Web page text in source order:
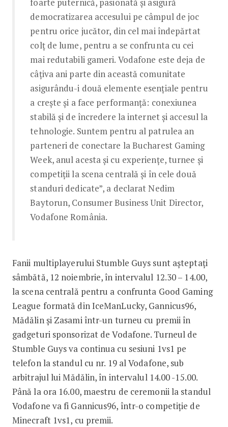
democratizarea accesului pe câmpul de joc
pentru orice jucător, din cel mai îndepărtat
colț de lume, pentru a se confrunta cu cei
mai redutabili gameri. Vodafone este deja de
câțiva ani parte din această comunitate
asigurându-i două elemente esențiale pentru
a crește și a face performanță: conexiunea
stabilă și de încredere la internet și accesul la
tehnologie. Suntem pentru al patrulea an
parteneri de conectare la Bucharest Gaming
Week, anul acesta și cu experiențe, turnee și
competiții la scena centrală și în cele două
standuri dedicate”, a declarat Nedim
Baytorun, Consumer Business Unit Director,
Vodafone România.
Fanii multiplayerului Stumble Guys sunt așteptați
sâmbătă, 12 noiembrie, în intervalul 12.30 – 14.00,
la scena centrală pentru a confrunta Good Gaming
League formată din IceManLucky, Gannicus96,
Mădălin și Zasami într-un turneu cu premii în
gadgeturi sponsorizat de Vodafone. Turneul de
Stumble Guys va continua cu sesiuni 1vs1 pe
telefon la standul cu nr. 19 al Vodafone, sub
arbitrajul lui Mădălin, în intervalul 14.00 -15.00.
Până la ora 16.00, maestru de ceremonii la standul
Vodafone va fi Gannicus96, într-o competiție de
Minecraft 1vs1, cu premii.